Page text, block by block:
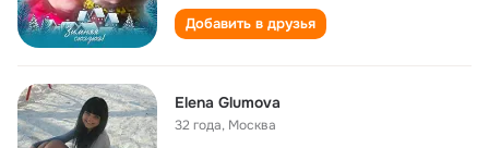
Добавить в друзья
Elena Glumova
32 года, Москва